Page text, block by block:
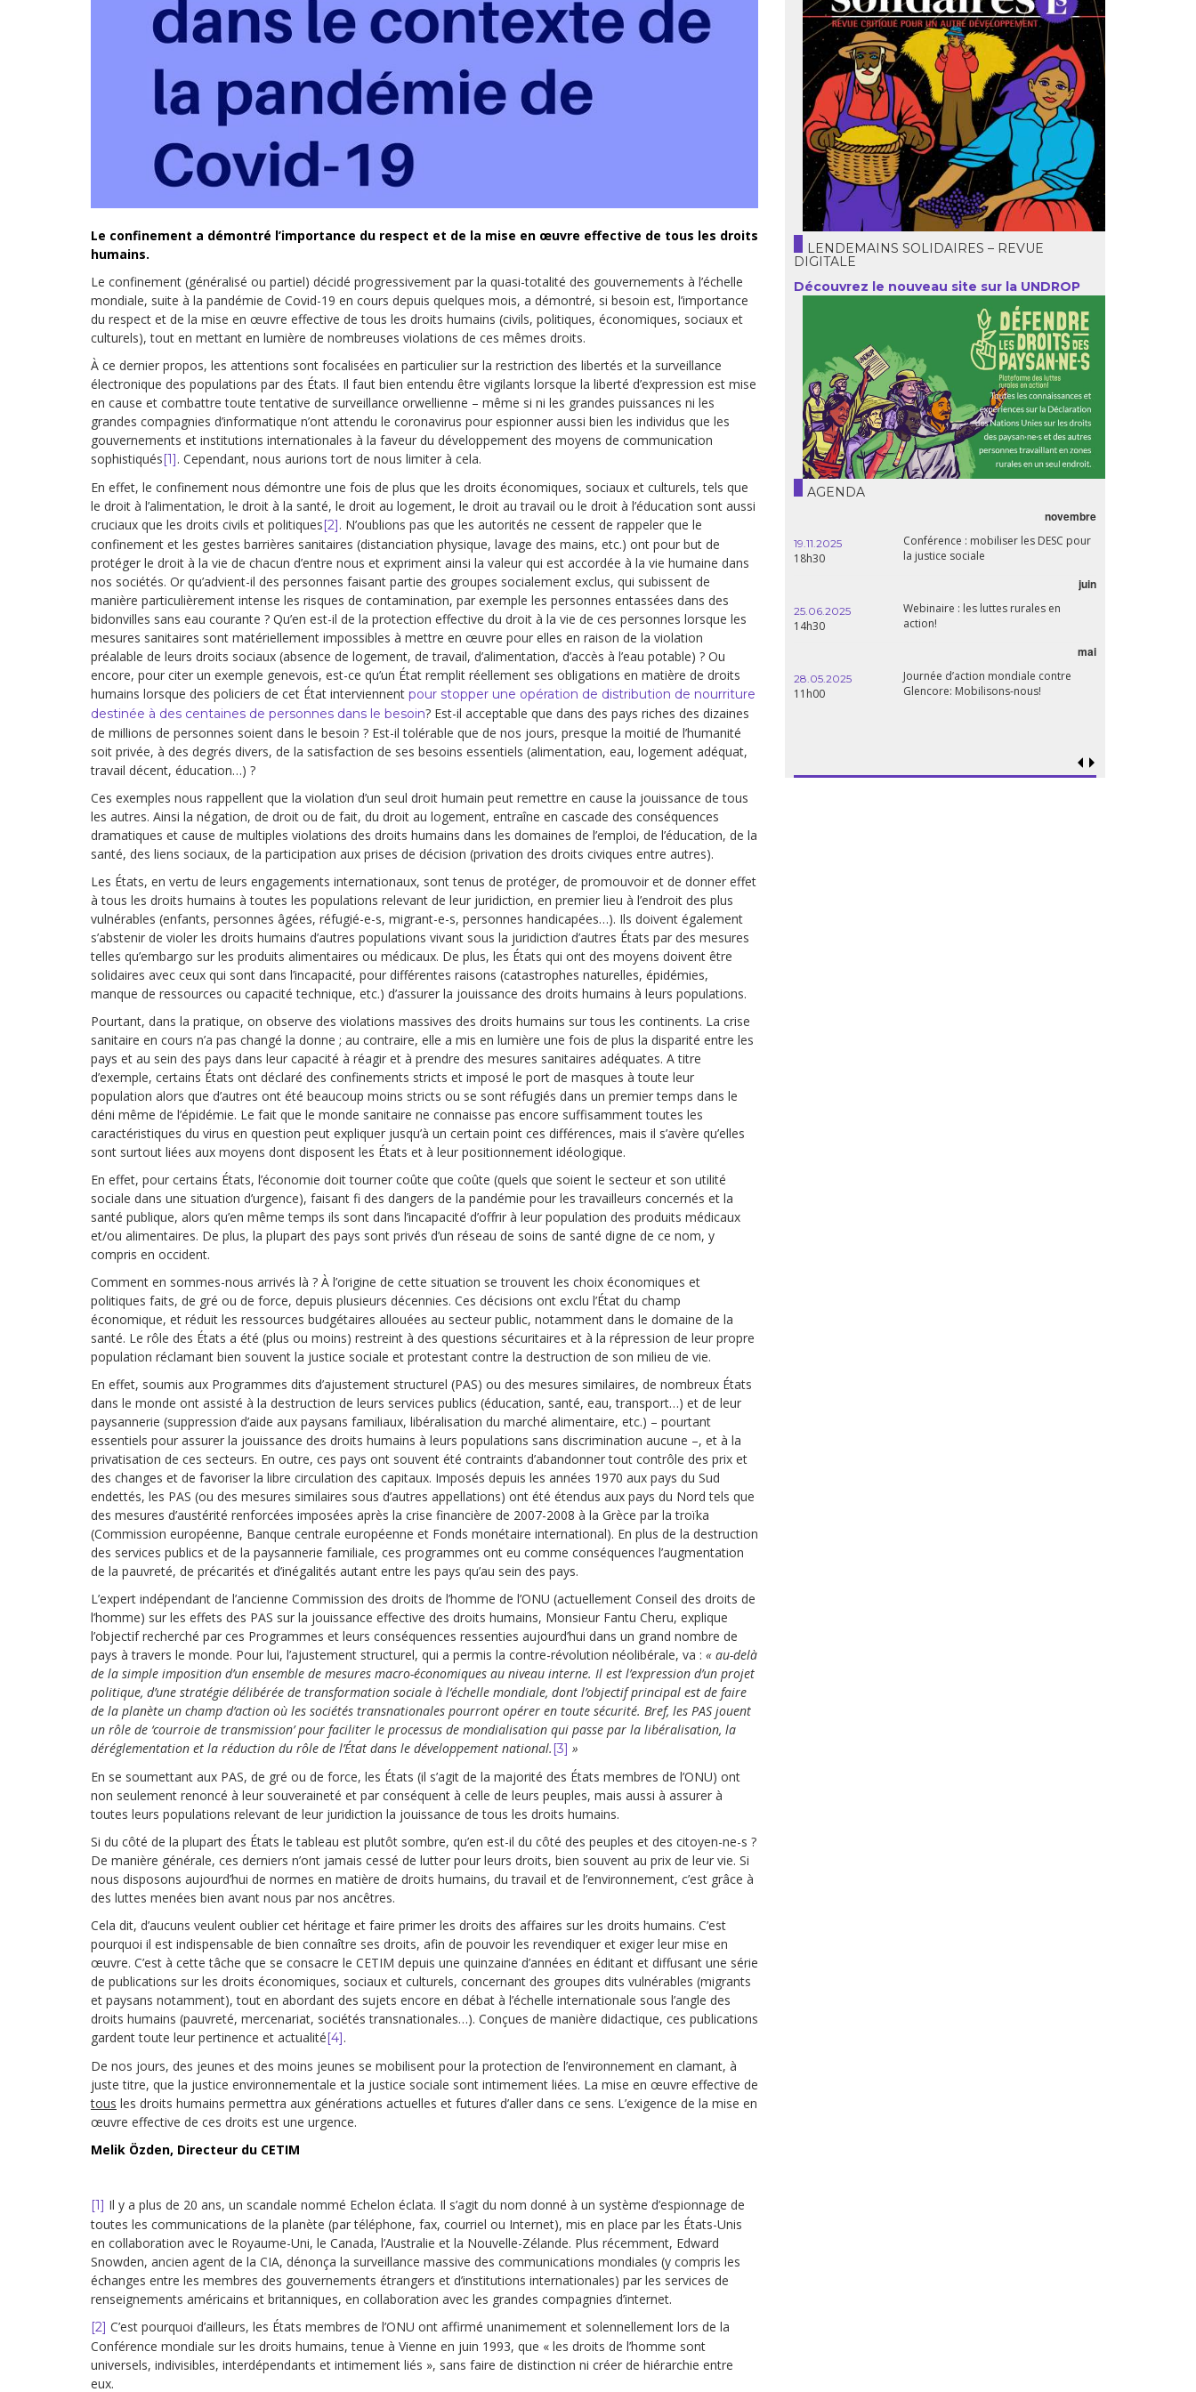
Droit au
développement
Bolivie
Equateur
Espagne
France
Guatemala
Haïti
Madagascar
Nigeria
Palestine
Pérou
Syrie
Turquie
Venezuela
Déclarations à l’ONU
Conférences
Archives à
Cahiers critiques
Diffusion librairies
Le confinement a démontré l’importance du respect et de la mise en œuvre effective de tous les droits
humains.
Le confinement (généralisé ou partiel) décidé progressivement par la quasi-totalité des gouvernements à l’échelle
mondiale, suite à la pandémie de Covid-19 en cours depuis quelques mois, a démontré, si besoin est, l’importance
du respect et de la mise en œuvre effective de tous les droits humains (civils, politiques, économiques, sociaux et
culturels), tout en mettant en lumière de nombreuses violations de ces mêmes droits.
À ce dernier propos, les attentions sont focalisées en particulier sur la restriction des libertés et la surveillance
électronique des populations par des États. Il faut bien entendu être vigilants lorsque la liberté d’expression est mise
en cause et combattre toute tentative de surveillance orwellienne – même si ni les grandes puissances ni les
grandes compagnies d’informatique n’ont attendu le coronavirus pour espionner aussi bien les individus que les
gouvernements et institutions internationales à la faveur du développement des moyens de communication
sophistiqués[1]. Cependant, nous aurions tort de nous limiter à cela.
En effet, le confinement nous démontre une fois de plus que les droits économiques, sociaux et culturels, tels que
le droit à l’alimentation, le droit à la santé, le droit au logement, le droit au travail ou le droit à l’éducation sont aussi
cruciaux que les droits civils et politiques[2]. N’oublions pas que les autorités ne cessent de rappeler que le
confinement et les gestes barrières sanitaires (distanciation physique, lavage des mains, etc.) ont pour but de
protéger le droit à la vie de chacun d’entre nous et expriment ainsi la valeur qui est accordée à la vie humaine dans
nos sociétés. Or qu’advient-il des personnes faisant partie des groupes socialement exclus, qui subissent de
manière particulièrement intense les risques de contamination, par exemple les personnes entassées dans des
bidonvilles sans eau courante ? Qu’en est-il de la protection effective du droit à la vie de ces personnes lorsque les
mesures sanitaires sont matériellement impossibles à mettre en œuvre pour elles en raison de la violation
préalable de leurs droits sociaux (absence de logement, de travail, d’alimentation, d’accès à l’eau potable) ? Ou
encore, pour citer un exemple genevois, est-ce qu’un État remplit réellement ses obligations en matière de droits
humains lorsque des policiers de cet État interviennent pour stopper une opération de distribution de nourriture
destinée à des centaines de personnes dans le besoin? Est-il acceptable que dans des pays riches des dizaines
de millions de personnes soient dans le besoin ? Est-il tolérable que de nos jours, presque la moitié de l’humanité
soit privée, à des degrés divers, de la satisfaction de ses besoins essentiels (alimentation, eau, logement adéquat,
travail décent, éducation…) ?
Ces exemples nous rappellent que la violation d’un seul droit humain peut remettre en cause la jouissance de tous
les autres. Ainsi la négation, de droit ou de fait, du droit au logement, entraîne en cascade des conséquences
dramatiques et cause de multiples violations des droits humains dans les domaines de l’emploi, de l’éducation, de la
santé, des liens sociaux, de la participation aux prises de décision (privation des droits civiques entre autres).
Les États, en vertu de leurs engagements internationaux, sont tenus de protéger, de promouvoir et de donner effet
à tous les droits humains à toutes les populations relevant de leur juridiction, en premier lieu à l’endroit des plus
vulnérables (enfants, personnes âgées, réfugié-e-s, migrant-e-s, personnes handicapées…). Ils doivent également
s’abstenir de violer les droits humains d’autres populations vivant sous la juridiction d’autres États par des mesures
telles qu’embargo sur les produits alimentaires ou médicaux. De plus, les États qui ont des moyens doivent être
solidaires avec ceux qui sont dans l’incapacité, pour différentes raisons (catastrophes naturelles, épidémies,
manque de ressources ou capacité technique, etc.) d’assurer la jouissance des droits humains à leurs populations.
Pourtant, dans la pratique, on observe des violations massives des droits humains sur tous les continents. La crise
sanitaire en cours n’a pas changé la donne ; au contraire, elle a mis en lumière une fois de plus la disparité entre les
pays et au sein des pays dans leur capacité à réagir et à prendre des mesures sanitaires adéquates. A titre
d’exemple, certains États ont déclaré des confinements stricts et imposé le port de masques à toute leur
population alors que d’autres ont été beaucoup moins stricts ou se sont réfugiés dans un premier temps dans le
déni même de l’épidémie. Le fait que le monde sanitaire ne connaisse pas encore suffisamment toutes les
caractéristiques du virus en question peut expliquer jusqu’à un certain point ces différences, mais il s’avère qu’elles
sont surtout liées aux moyens dont disposent les États et à leur positionnement idéologique.
En effet, pour certains États, l’économie doit tourner coûte que coûte (quels que soient le secteur et son utilité
sociale dans une situation d’urgence), faisant fi des dangers de la pandémie pour les travailleurs concernés et la
santé publique, alors qu’en même temps ils sont dans l’incapacité d’offrir à leur population des produits médicaux
et/ou alimentaires. De plus, la plupart des pays sont privés d’un réseau de soins de santé digne de ce nom, y
compris en occident.
Comment en sommes-nous arrivés là ? À l’origine de cette situation se trouvent les choix économiques et
politiques faits, de gré ou de force, depuis plusieurs décennies. Ces décisions ont exclu l’État du champ
économique, et réduit les ressources budgétaires allouées au secteur public, notamment dans le domaine de la
santé. Le rôle des États a été (plus ou moins) restreint à des questions sécuritaires et à la répression de leur propre
population réclamant bien souvent la justice sociale et protestant contre la destruction de son milieu de vie.
En effet, soumis aux Programmes dits d’ajustement structurel (PAS) ou des mesures similaires, de nombreux États
dans le monde ont assisté à la destruction de leurs services publics (éducation, santé, eau, transport…) et de leur
paysannerie (suppression d’aide aux paysans familiaux, libéralisation du marché alimentaire, etc.) – pourtant
essentiels pour assurer la jouissance des droits humains à leurs populations sans discrimination aucune –, et à la
privatisation de ces secteurs. En outre, ces pays ont souvent été contraints d’abandonner tout contrôle des prix et
des changes et de favoriser la libre circulation des capitaux. Imposés depuis les années 1970 aux pays du Sud
endettés, les PAS (ou des mesures similaires sous d’autres appellations) ont été étendus aux pays du Nord tels que
des mesures d’austérité renforcées imposées après la crise financière de 2007-2008 à la Grèce par la troïka
(Commission européenne, Banque centrale européenne et Fonds monétaire international). En plus de la destruction
des services publics et de la paysannerie familiale, ces programmes ont eu comme conséquences l’augmentation
de la pauvreté, de précarités et d’inégalités autant entre les pays qu’au sein des pays.
L’expert indépendant de l’ancienne Commission des droits de l’homme de l’ONU (actuellement Conseil des droits de
l’homme) sur les effets des PAS sur la jouissance effective des droits humains, Monsieur Fantu Cheru, explique
l’objectif recherché par ces Programmes et leurs conséquences ressenties aujourd’hui dans un grand nombre de
pays à travers le monde. Pour lui, l’ajustement structurel, qui a permis la contre-révolution néolibérale, va : « au-delà
de la simple imposition d’un ensemble de mesures macro-économiques au niveau interne. Il est l’expression d’un projet
politique, d’une stratégie délibérée de transformation sociale à l’échelle mondiale, dont l’objectif principal est de faire
de la planète un champ d’action où les sociétés transnationales pourront opérer en toute sécurité. Bref, les PAS jouent
un rôle de ‘courroie de transmission’ pour faciliter le processus de mondialisation qui passe par la libéralisation, la
déréglementation et la réduction du rôle de l’État dans le développement national. [3] »
En se soumettant aux PAS, de gré ou de force, les États (il s’agit de la majorité des États membres de l’ONU) ont
non seulement renoncé à leur souveraineté et par conséquent à celle de leurs peuples, mais aussi à assurer à
toutes leurs populations relevant de leur juridiction la jouissance de tous les droits humains.
Si du côté de la plupart des États le tableau est plutôt sombre, qu’en est-il du côté des peuples et des citoyen-ne-s ?
De manière générale, ces derniers n’ont jamais cessé de lutter pour leurs droits, bien souvent au prix de leur vie. Si
nous disposons aujourd’hui de normes en matière de droits humains, du travail et de l’environnement, c’est grâce à
des luttes menées bien avant nous par nos ancêtres.
Cela dit, d’aucuns veulent oublier cet héritage et faire primer les droits des affaires sur les droits humains. C’est
pourquoi il est indispensable de bien connaître ses droits, afin de pouvoir les revendiquer et exiger leur mise en
œuvre. C’est à cette tâche que se consacre le CETIM depuis une quinzaine d’années en éditant et diffusant une série
de publications sur les droits économiques, sociaux et culturels, concernant des groupes dits vulnérables (migrants
et paysans notamment), tout en abordant des sujets encore en débat à l’échelle internationale sous l’angle des
droits humains (pauvreté, mercenariat, sociétés transnationales…). Conçues de manière didactique, ces publications
gardent toute leur pertinence et actualité[4].
De nos jours, des jeunes et des moins jeunes se mobilisent pour la protection de l’environnement en clamant, à
juste titre, que la justice environnementale et la justice sociale sont intimement liées. La mise en œuvre effective de
tous les droits humains permettra aux générations actuelles et futures d’aller dans ce sens. L’exigence de la mise en
œuvre effective de ces droits est une urgence.
Melik Özden, Directeur du CETIM
[1] Il y a plus de 20 ans, un scandale nommé Echelon éclata. Il s’agit du nom donné à un système d’espionnage de
toutes les communications de la planète (par téléphone, fax, courriel ou Internet), mis en place par les États-Unis
en collaboration avec le Royaume-Uni, le Canada, l’Australie et la Nouvelle-Zélande. Plus récemment, Edward
Snowden, ancien agent de la CIA, dénonça la surveillance massive des communications mondiales (y compris les
échanges entre les membres des gouvernements étrangers et d’institutions internationales) par les services de
renseignements américains et britanniques, en collaboration avec les grandes compagnies d’internet.
[2] C’est pourquoi d’ailleurs, les États membres de l’ONU ont affirmé unanimement et solennellement lors de la
Conférence mondiale sur les droits humains, tenue à Vienne en juin 1993, que « les droits de l’homme sont
universels, indivisibles, interdépendants et intimement liés », sans faire de distinction ni créer de hiérarchie entre
eux.
LENDEMAINS SOLIDAIRES – REVUE
DIGITALE
Découvrez le nouveau site sur la UNDROP
AGENDA
novembre
19.11.2025
18h30
Conférence : mobiliser les DESC pour
la justice sociale
juin
25.06.2025
14h30
Webinaire : les luttes rurales en
action!
mai
28.05.2025
11h00
Journée d’action mondiale contre
Glencore: Mobilisons-nous!